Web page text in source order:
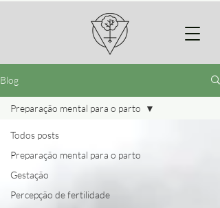
Blog
Todos posts
Preparação mental para o parto
Gestação
Percepção de fertilidade
Preparação mental para o parto